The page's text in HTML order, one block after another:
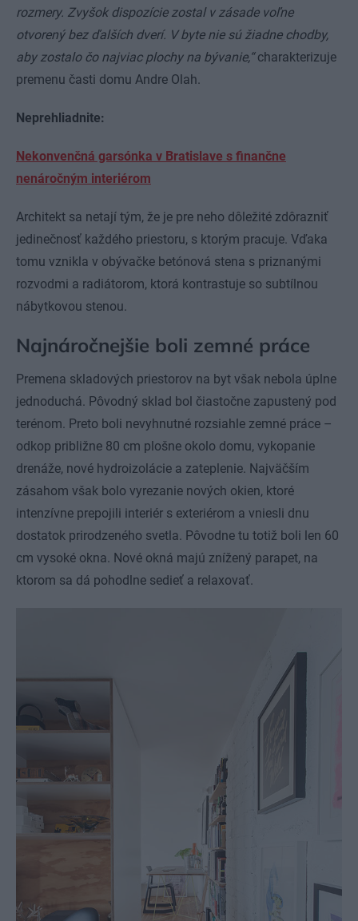
rozmery. Zvyšok dispozície zostal v zásade voľne
otvorený bez ďalších dverí. V byte nie sú žiadne chodby,
aby zostalo čo najviac plochy na bývanie,“charakterizuje
premenu časti domu Andre Olah.
Neprehliadnite:
Nekonvenčná garsónka v Bratislave s finančne
nenáročným interiérom
Architekt sa netají tým, že je pre neho dôležité zdôrazniť
jedinečnosť každého priestoru, s ktorým pracuje. Vďaka
tomu vznikla v obývačke betónová stena s priznanými
rozvodmi a radiátorom, ktorá kontrastuje so subtílnou
nábytkovou stenou.
Najnáročnejšie boli zemné práce
Premena skladových priestorov na byt však nebola úplne
jednoduchá. Pôvodný sklad bol čiastočne zapustený pod
terénom. Preto boli nevyhnutné rozsiahle zemné práce –
odkop približne 80 cm plošne okolo domu, vykopanie
drenáže, nové hydroizolácie a zateplenie. Najväčším
zásahom však bolo vyrezanie nových okien, ktoré
intenzívne prepojili interiér s exteriérom a vniesli dnu
dostatok prirodzeného svetla. Pôvodne tu totiž boli len 60
cm vysoké okna. Nové okná majú znížený parapet, na
ktorom sa dá pohodlne sedieť a relaxovať.